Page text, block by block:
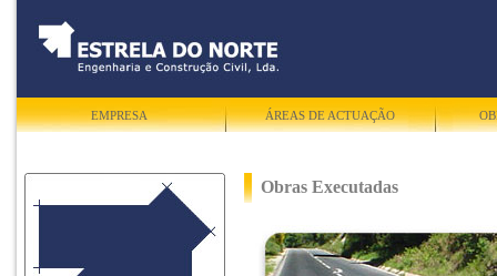
EMPRESA ÁREAS DE ACTUAÇÃO
Obras Executadas